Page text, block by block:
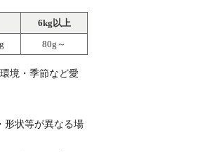
6kg以上
80g～
境・季節など愛
形状等が異なる場